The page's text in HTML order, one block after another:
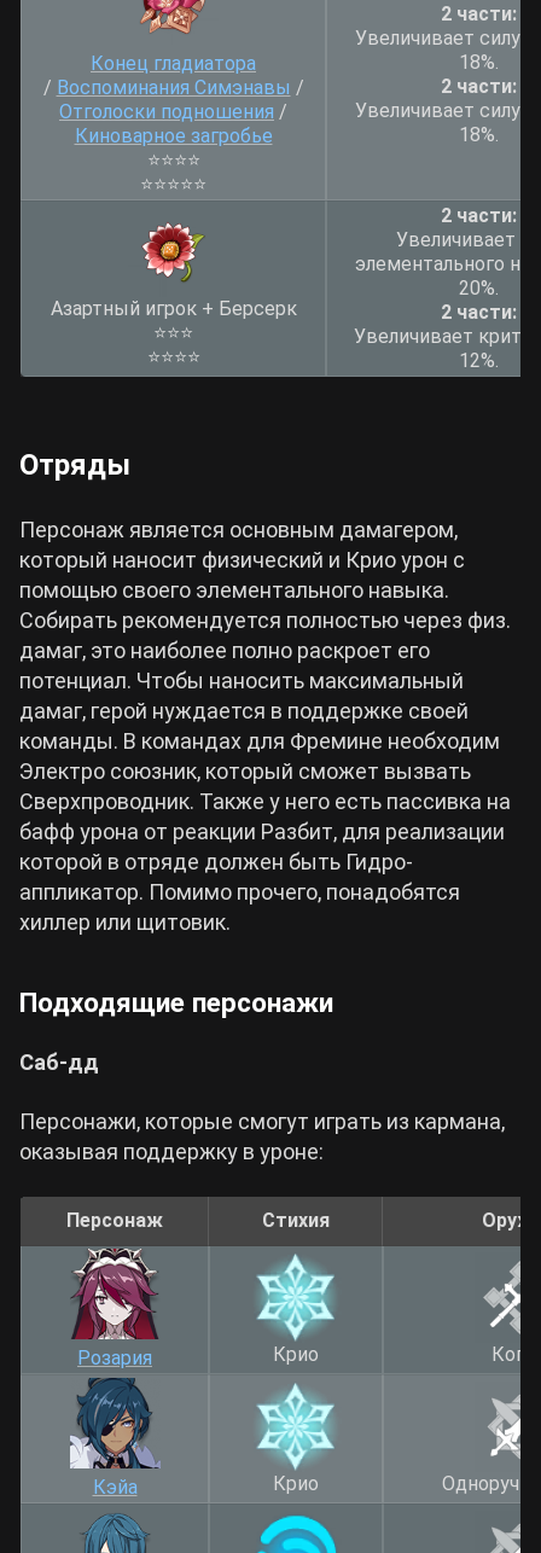
Конец гладиатора
/ Воспоминания Симэнавы /
Отголоски подношения /
Киноварное загробье
⭐⭐⭐⭐
⭐⭐⭐⭐⭐
2 части:
Увеличивает силу
18%.
2 части:
Увеличивает силу
18%.
Азартный игрок + Берсерк
⭐⭐⭐
⭐⭐⭐⭐
2 части:
Увеличивает
элементального
20%.
2 части:
Увеличивает крит.
12%.
Отряды
Персонаж является основным дамагером,
который наносит физический и Крио урон с
помощью своего элементального навыка.
Собирать рекомендуется полностью через физ.
дамаг, это наиболее полно раскроет его
потенциал. Чтобы наносить максимальный
дамаг, герой нуждается в поддержке своей
команды. В командах для Фремине необходим
Электро союзник, который сможет вызвать
Сверхпроводник. Также у него есть пассивка на
бафф урона от реакции Разбит, для реализации
которой в отряде должен быть Гидро-
аппликатор. Помимо прочего, понадобятся
хиллер или щитовик.
Подходящие персонажи
Саб-дд
Персонажи, которые смогут играть из кармана,
оказывая поддержку в уроне:
Персонаж Стихия
Розария Крио
Кэйа Крио